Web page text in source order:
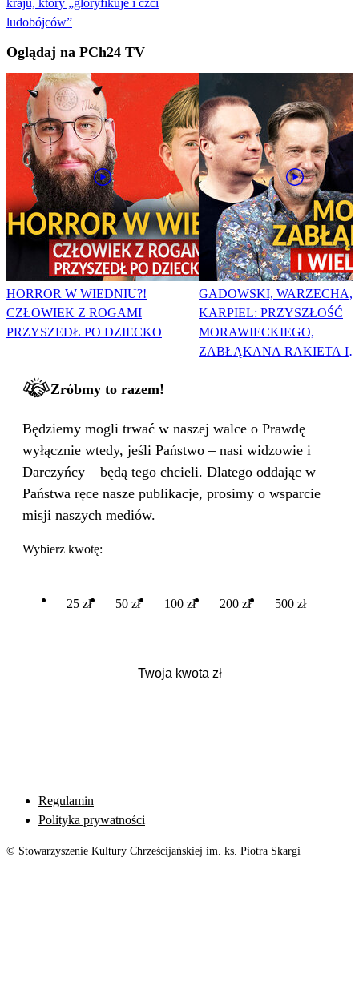
kraju, który „gloryfikuje i czci
ludobójców”
Oglądaj na PCh24 TV
HORROR W WIEDNIU?!
CZŁOWIEK Z ROGAMI
PRZYSZEDŁ PO DZIECKO
GADOWSKI, WARZECHA,
KARPIEL: PRZYSZŁOŚĆ
MORAWIECKIEGO,
ZABŁĄKANA RAKIETA I
Zróbmy to razem!
Będziemy mogli trwać w naszej walce o Prawdę
wyłącznie wtedy, jeśli Państwo – nasi widzowie i
Darczyńcy – będą tego chcieli. Dlatego oddając w
Państwa ręce nasze publikacje, prosimy o wsparcie
misji naszych mediów.
Wybierz kwotę:
25 zł 50 zł 100 zł 200 zł 500 zł
Regulamin
Polityka prywatności
© Stowarzyszenie Kultury Chrześcijańskiej im. ks. Piotra Skargi